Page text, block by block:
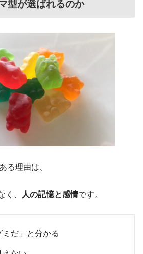
型が選ばれるのか
る理由は、
く、 人の記憶と感情です。
ミだ」と分かる